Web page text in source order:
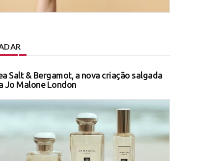
Salt & Bergamot, a nova criação salgada
Jo Malone London